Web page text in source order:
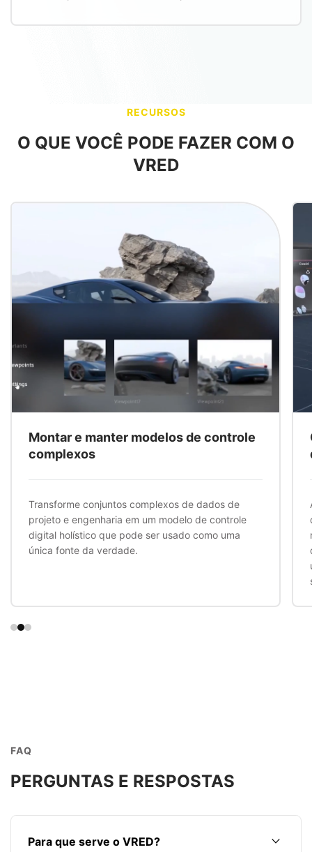
RECURSOS
O QUE VOCÊ PODE FAZER COM O
VRED
Montar e manter modelos de controle
complexos
Transforme conjuntos complexos de dados de
projeto e engenharia em um modelo de controle
digital holístico que pode ser usado como uma
única fonte da verdade.
FAQ
PERGUNTAS E RESPOSTAS
Para que serve o VRED? keyboard_arrow_down